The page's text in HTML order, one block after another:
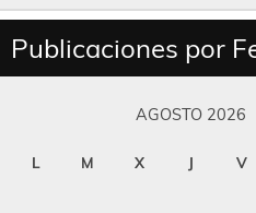
Publicaciones por
AGOSTO 2026
L M X J V